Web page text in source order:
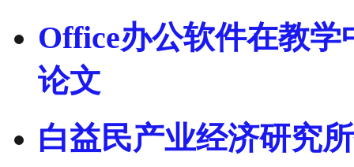
Office办公软件在教
论文
白益民产业经济研究